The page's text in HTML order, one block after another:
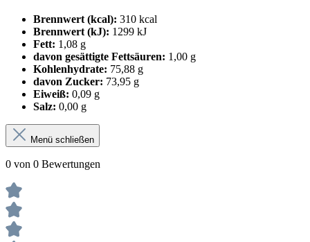
Brennwert (kcal): 310 kcal
Brennwert (kJ): 1299 kJ
Fett: 1,08 g
davon gesättigte Fettsäuren: 1,00 g
Kohlenhydrate: 75,88 g
davon Zucker: 73,95 g
Eiweiß: 0,09 g
Salz: 0,00 g
Menü schließen
0 von 0 Bewertungen